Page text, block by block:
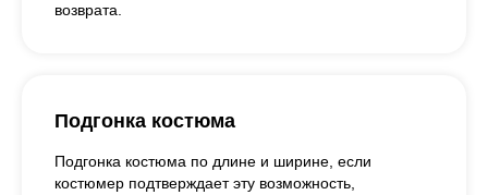
возврата.
Подгонка костюма
Подгонка костюма по длине и ширине, если
костюмер подтверждает эту возможность,